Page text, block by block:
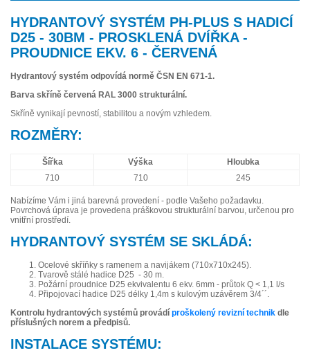
HYDRANTOVÝ SYSTÉM PH-PLUS S HADICÍ
D25 - 30BM - PROSKLENÁ DVÍŘKA -
PROUDNICE EKV. 6 - ČERVENÁ
Hydrantový systém odpovídá normě ČSN EN 671-1.
Barva skříně červená RAL 3000 strukturální.
Skříně vynikají pevností, stabilitou a novým vzhledem.
ROZMĚRY:
Šířka Výška
Hloubka
710
710 245
Nabízíme Vám i jiná barevná provedení - podle Vašeho požadavku.
Povrchová úprava je provedena práškovou strukturální barvou, určenou pro
vnitřní prostředí.
HYDRANTOVÝ SYSTÉM SE SKLÁDÁ:
Ocelové skříňky s ramenem a navijákem (710x710x245).
Tvarově stálé hadice D25 - 30 m.
Požární proudnice D25 ekvivalentu 6 ekv. 6mm - průtok Q < 1,1 l/s
Připojovací hadice D25 délky 1,4m s kulovým uzávěrem 3/4´´.
Kontrolu hydrantových systémů provádí proškolený revizní technik dle
příslušných norem a předpisů.
INSTALACE SYSTÉMU: